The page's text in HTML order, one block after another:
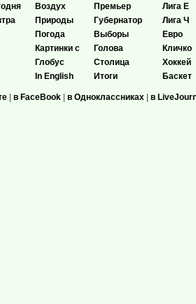
Воздух
Природы
Погода
Картинки с
Глобус
In English
Премьер
Губернатор
Выборы
Голова
Столица
Итоги
Лига Е
Лига Ч
Евро
Кличко
Хоккей
Баскет
| в FaceBook | в Одноклассниках | в